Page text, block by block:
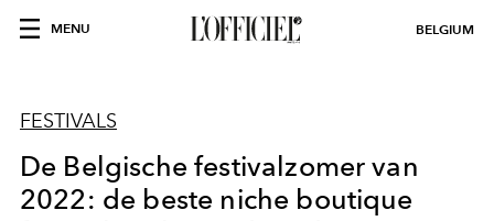
MENU BELGIUM
FESTIVALS
De Belgische festivalzomer van
2022: de beste niche boutique